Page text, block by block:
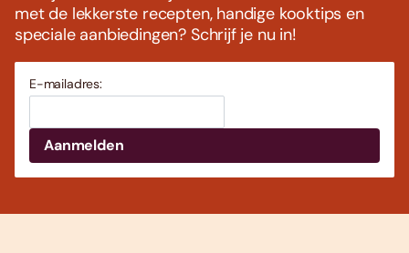
met de lekkerste recepten, handige kooktips en
speciale aanbiedingen? Schrijf je nu in!
E-mailadres: